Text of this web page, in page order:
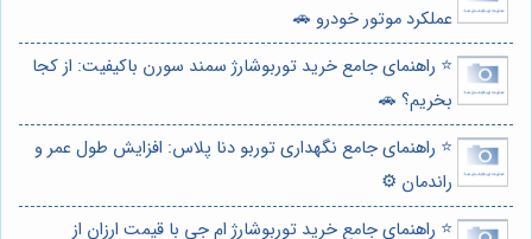
عملکرد موتور خودرو 🚗
⭐️ راهنمای جامع خرید توربوشارژ سمند سورن باکیفیت: از کجا
بخریم؟ 🚗
⭐️ راهنمای جامع نگهداری توربو دنا پلاس: افزایش طول عمر و
راندمان ⚙️
⭐️ راهنمای جامع خرید توربوشارژ ام جی با قیمت ارزان از